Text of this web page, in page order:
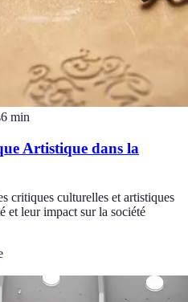
6 min
Artistique dans la
critiques culturelles et artistiques
et leur impact sur la société